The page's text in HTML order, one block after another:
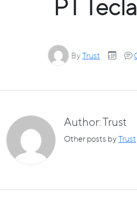
PT
By Trust
Author: Trust
Other posts byTrust